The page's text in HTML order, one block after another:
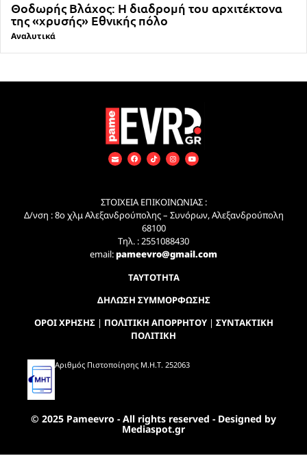
Θοδωρής Βλάχος: Η διαδρομή του αρχιτέκτονα
της «χρυσής» Εθνικής πόλο
Αναλυτικά
ΣΤΟΙΧΕΙΑ ΕΠΙΚΟΙΝΩΝΙΑΣ :
Δ/νση : 8ο χλμ Αλεξανδρούπολης – Συνόρων, Αλεξανδρούπολη
68100
Τηλ. : 2551088430
email:pameevro@gmail.com
ΤΑΥΤΟΤΗΤΑ
ΔΗΛΩΣΗ ΣΥΜΜΟΡΦΩΣΗΣ
ΟΡΟΙ ΧΡΗΣΗΣ| ΠΟΛΙΤΙΚΗ ΑΠΟΡΡΗΤΟΥ| ΣΥΝΤΑΚΤΙΚΗ
ΠΟΛΙΤΙΚΗ
Αριθμός Πιστοποίησης Μ.Η.Τ. 252063
© 2025 Pameevro - All rights reserved - Designed by
Mediaspot.gr